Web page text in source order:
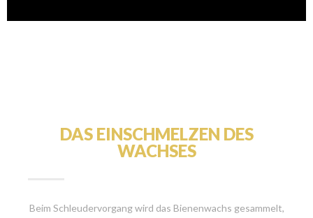
DAS EINSCHMELZEN DES
WACHSES
Beim Schleudervorgang wird das Bienenwachs gesammelt,